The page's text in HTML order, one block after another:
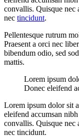
convallis. Quisque nec
nec tincidunt.
Pellentesque rutrum
Praesent a orci nec
bibendum odio, sed
mattis.
Lorem ipsum
Donec eleifend
Lorem ipsum dolor sit
eleifend accumsan
convallis. Quisque nec
nec tincidunt.